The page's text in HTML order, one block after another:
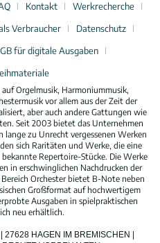
Kontakt
Werkrecherche
Verbraucher
Datenschutz
für digitale Ausgaben
Orgelmusik, Harmoniummusik,
vor allem aus der Zeit der
aber auch andere Gattungen wie
Seit 2003 bietet das Unternehmen
lange zu Unrecht vergessenen Werken
sich Raritäten und Werke, die eine
Repertoire-Stücke. Die Werke
in erschwinglichen Nachdrucken der
Orchester bietet B-Note neben
Großformat auf hochwertigem
Ausgaben in spielpraktischen
neu erhältlich.
HAGEN IM BREMISCHEN |